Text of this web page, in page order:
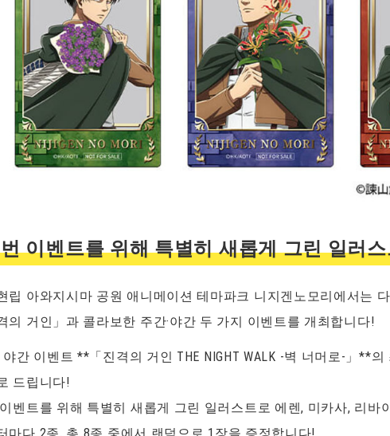
이벤트를 위해 특별히 새롭게 그린 일러
립 아와지시마 공원 애니메이션 테마파크 니지겐노모리에서는
의 거인」과 콜라보한 주간·야간 두 가지 이벤트를 개최합니다!
야간 이벤트 **「진격의 거인 THE NIGHT WALK -벽 너머로-」**
드립니다!
벤트를 위해 특별히 새롭게 그린 일러스트로 에렌, 미카사, 리